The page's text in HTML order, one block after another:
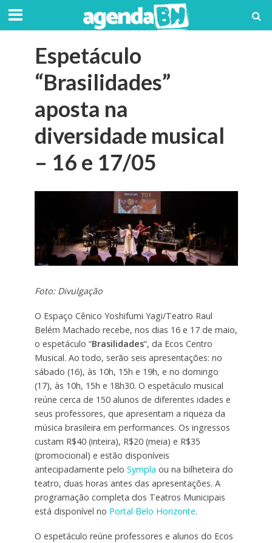
Espetáculo
“Brasilidades”
aposta na
diversidade musical
– 16 e 17/05
Foto: Divulgação
O Espaço Cênico Yoshifumi Yagi/Teatro Raul
Belém Machado recebe, nos dias 16 e 17 de maio,
o espetáculo “Brasilidades“, da Ecos Centro
Musical. Ao todo, serão seis apresentações: no
sábado (16), às 10h, 15h e 19h, e no domingo
(17), às 10h, 15h e 18h30. O espetáculo musical
reúne cerca de 150 alunos de diferentes idades e
seus professores, que apresentam a riqueza da
música brasileira em performances. Os ingressos
custam R$40 (inteira), R$20 (meia) e R$35
(promocional) e estão disponíveis
antecipadamente pelo Sympla ou na bilheteira do
teatro, duas horas antes das apresentações. A
programação completa dos Teatros Municipais
está disponível no Portal Belo Horizonte.
O espetáculo reúne professores e alunos do Ecos